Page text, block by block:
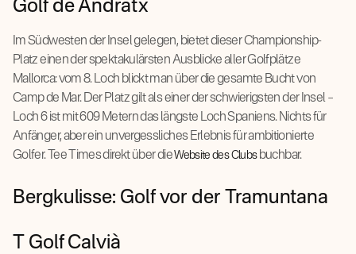
Golf de Andratx
Im Südwesten der Insel gelegen, bietet dieser Championship-
Platz einen der spektakulärsten Ausblicke aller Golfplätze
Mallorca: vom 8. Loch blickt man über die gesamte Bucht von
Camp de Mar. Der Platz gilt als einer der schwierigsten der Insel –
Loch 6 ist mit 609 Metern das längste Loch Spaniens. Nichts für
Anfänger, aber ein unvergessliches Erlebnis für ambitionierte
Golfer. Tee Times direkt über dieWebsite des Clubsbuchbar.
Bergkulisse: Golf vor der Tramuntana
T Golf Calvià